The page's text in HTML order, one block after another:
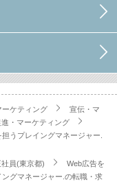
ケティング
宣伝・マ
・マーケティング
うプレイングマネージャー.
社員(東京都)
Web広告を
グマネージャー.の転職・求